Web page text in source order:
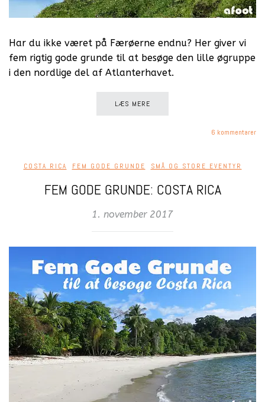
Har du ikke været på Færøerne endnu? Her giver vi
fem rigtig gode grunde til at besøge den lille øgruppe
i den nordlige del af Atlanterhavet.
LÆS MERE
6 kommentarer
COSTA RICA FEM GODE GRUNDE SMÅ OG STORE EVENTYR
FEM GODE GRUNDE: COSTA RICA
1. november 2017